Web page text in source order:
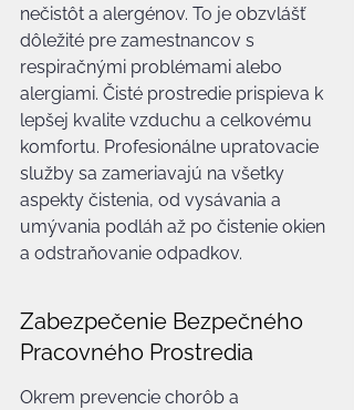
nečistôt a alergénov. To je obzvlášť
dôležité pre zamestnancov s
respiračnými problémami alebo
alergiami. Čisté prostredie prispieva k
lepšej kvalite vzduchu a celkovému
komfortu. Profesionálne upratovacie
služby sa zameriavajú na všetky
aspekty čistenia, od vysávania a
umývania podláh až po čistenie okien
a odstraňovanie odpadkov.
Zabezpečenie Bezpečného
Pracovného Prostredia
Okrem prevencie chorôb a